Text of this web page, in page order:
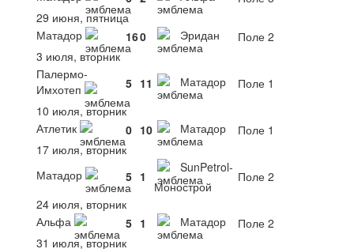
29 июня, пятница
Матадор
160 Эридан
Поле 2
3 июля, вторник
Палермо-
Имхотеп
5 11 Матадор
Поле 1
10 июля, вторник
Атлетик
0 10 Матадор
Поле 1
17 июля, вторник
Матадор
5 1
SunPetrol-
Монострой
Поле 2
24 июля, вторник
Альфа
5 1 Матадор
Поле 2
31 июля, вторник